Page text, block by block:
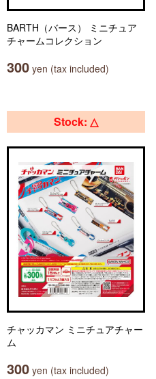
BARTH（バース） ミニチュア
チャームコレクション
300 yen (tax included)
Stock: △
チャッカマン ミニチュアチャー
ム
300 yen (tax included)